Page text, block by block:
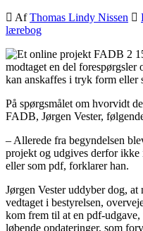
Af Thomas Lindy Nissen
lærebog
modtaget en del
kan anskaffes i tryk form eller
På spørgsmålet om hvorvidt
FADB, Jørgen Vester,
– Allerede fra begyndelsen
projekt og udgives derfor
eller som pdf, forklarer han.
Jørgen Vester uddyber dog,
vedtaget i bestyrelsen,
kom frem til at en pdf-
løbende opdateringer, som